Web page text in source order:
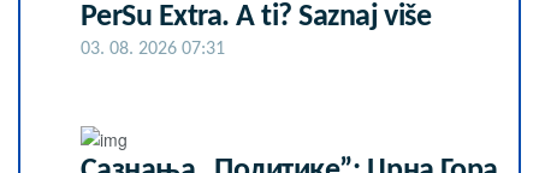
PerSu Extra. A ti? Saznaj više
03. 08. 2026 07:31